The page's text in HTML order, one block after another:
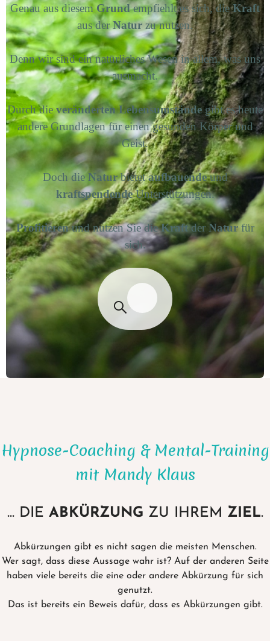
Genau aus diesemGrundempfiehlt es sich, dieKraft
aus derNatur zu nutzen.
Denn wir sind ein natürliches Wesen in allem, was uns
ausmacht.
Durch dieveränderten Lebensumständegibt es heute
andere Grundlagen für einen gesunden Körper und
Geist.
Doch die Naturbietetaufbauendeund
kraftspendendeUnterstützungen.
Profitierenund nutzen Sie dieKraftder Natur für
sich.
Hypnose-Coaching & Mental-Training
mit Mandy Klaus
... DIE ABKÜRZUNG ZU IHREM ZIEL.
Abkürzungen gibt es nicht sagen die meisten Menschen.
Wer sagt, dass diese Aussage wahr ist? Auf der anderen Seite
haben viele bereits die eine oder andere Abkürzung für sich
genutzt.
Das ist bereits ein Beweis dafür, dass es Abkürzungen gibt.